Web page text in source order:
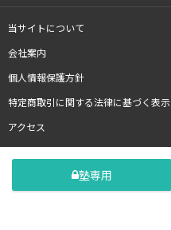
当サイトについて
会社案内
個人情報保護方針
特定商取引に関する法律に基づく表示
アクセス
塾専用